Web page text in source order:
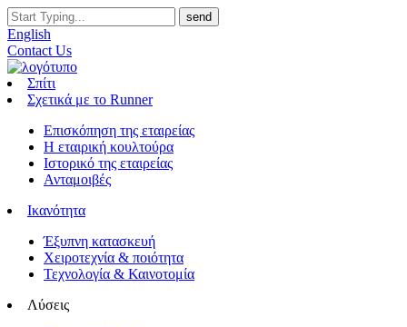
English
Contact Us
Σπίτι
Σχετικά με το Runner
Επισκόπηση της εταιρείας
Η εταιρική κουλτούρα
Ιστορικό της εταιρείας
Ανταμοιβές
Ικανότητα
Έξυπνη κατασκευή
Χειροτεχνία & ποιότητα
Τεχνολογία & Καινοτομία
Λύσεις